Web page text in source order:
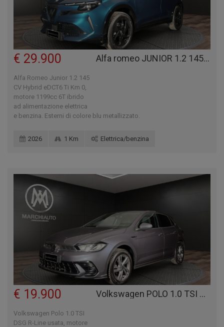
Alfa romeo JUNIOR 1.2 145 CV HYBRID EDCT6 TI
€ 29.900
Alfa Romeo Junior 1.2 145
CV Hybrid eDCT6 Ti Km 0,
motore 1199cc 6T ibrido
ad alimentazione elettrica
e benzina. Esterni di colore blu metallizzato.
2026 1 Km Elettrica/benzina
Volkswagen POLO 1.0 TSI DSG R-LINE
€ 19.900
Volkswagen Polo 1.0 TSI
DSG R-Line usata, motore